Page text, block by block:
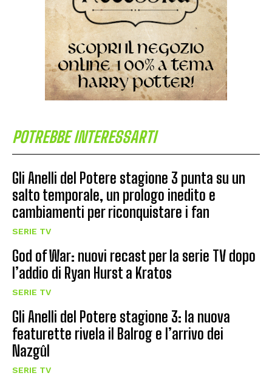
POTREBBE INTERESSARTI
Gli Anelli del Potere stagione 3 punta su un
salto temporale, un prologo inedito e
cambiamenti per riconquistare i fan
SERIE TV
God of War: nuovi recast per la serie TV dopo
l’addio di Ryan Hurst a Kratos
SERIE TV
Gli Anelli del Potere stagione 3: la nuova
featurette rivela il Balrog e l’arrivo dei
Nazgûl
SERIE TV